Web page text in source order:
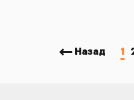
Назад 1